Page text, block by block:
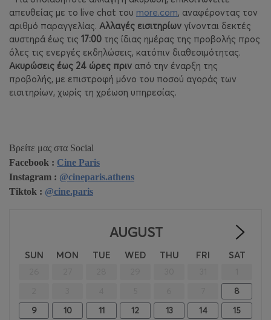
απευθείας με το live chat του more.com, αναφέροντας τον
αριθμό παραγγελίας. Αλλαγές εισιτηρίων γίνονται δεκτές
αυστηρά έως τις 17:00 της ίδιας ημέρας της προβολής προς
όλες τις ενεργές εκδηλώσεις, κατόπιν διαθεσιμότητας.
Ακυρώσεις έως 24 ώρες πριν από την έναρξη της
προβολής, με επιστροφή μόνο του ποσού αγοράς των
εισιτηρίων, χωρίς τη χρέωση υπηρεσίας.
Βρείτε μας στα Social
Facebook : Cine Paris
Instagram : @cineparis.athens
Tiktok : @cine.paris
AUGUST
SUN MON TUE WED THU FRI SAT
8
9
10 11 12 13 14
15